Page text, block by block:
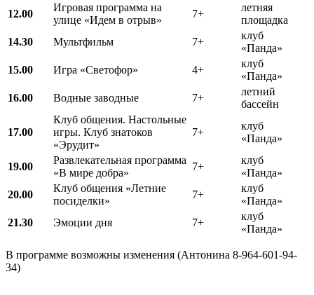
12.00
Игровая программа на
улице «Идем в отрыв»
7+
летняя
площадка
14.30
Мультфильм 7+
клуб
«Панда»
15.00
Игра «Светофор» 4+
клуб
«Панда»
16.00
Водные заводные 7+
летний
бассейн
17.00
Клуб общения. Настольные
игры. Клуб знатоков
«Эрудит»
7+
клуб
«Панда»
19.00
Развлекательная программа
«В мире добра»
7+
клуб
«Панда»
20.00
Клуб общения «Летние
посиделки»
7+
клуб
«Панда»
21.30
Эмоции дня 7+
клуб
«Панда»
В программе возможны изменения (Антонина 8-964-601-94-
34)